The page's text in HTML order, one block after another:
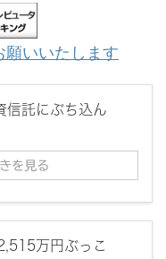
願いいたします
信託にぶち込ん
を見る
万円ぶっこ